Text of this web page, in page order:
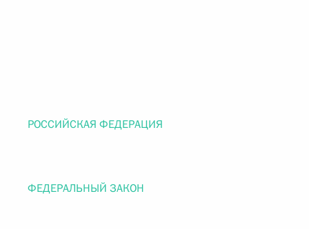
РОССИЙСКАЯ ФЕДЕРАЦИЯ
ФЕДЕРАЛЬНЫЙ ЗАКОН